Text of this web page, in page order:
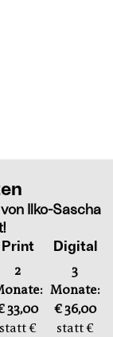
Ilko-Sascha
Print
2
33,00
statt €
Digital
3
Monate:
€ 36,00
statt €